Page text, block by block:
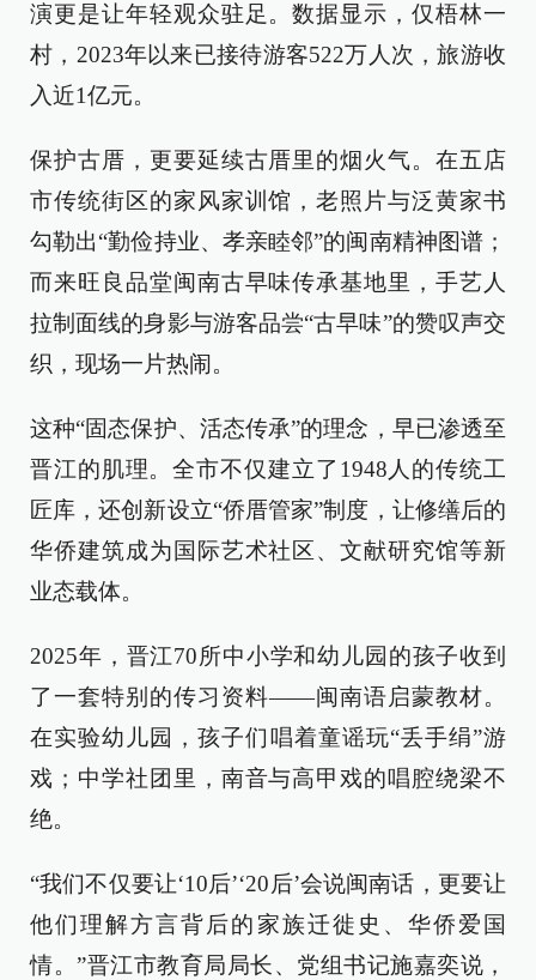
演更是让年轻观众驻足。数据显示，仅梧林一
村，2023年以来已接待游客522万人次，旅游收
入近1亿元。
保护古厝，更要延续古厝里的烟火气。在五店
市传统街区的家风家训馆，老照片与泛黄家书
勾勒出“勤俭持业、孝亲睦邻”的闽南精神图谱；
而来旺良品堂闽南古早味传承基地里，手艺人
拉制面线的身影与游客品尝“古早味”的赞叹声交
织，现场一片热闹。
这种“固态保护、活态传承”的理念，早已渗透至
晋江的肌理。全市不仅建立了1948人的传统工
匠库，还创新设立“侨厝管家”制度，让修缮后的
华侨建筑成为国际艺术社区、文献研究馆等新
业态载体。
2025年，晋江70所中小学和幼儿园的孩子收到
了一套特别的传习资料——闽南语启蒙教材。
在实验幼儿园，孩子们唱着童谣玩“丢手绢”游
戏；中学社团里，南音与高甲戏的唱腔绕梁不
绝。
“我们不仅要让‘10后’‘20后’会说闽南话，更要让
他们理解方言背后的家族迁徙史、华侨爱国
情。”晋江市教育局局长、党组书记施嘉奕说，